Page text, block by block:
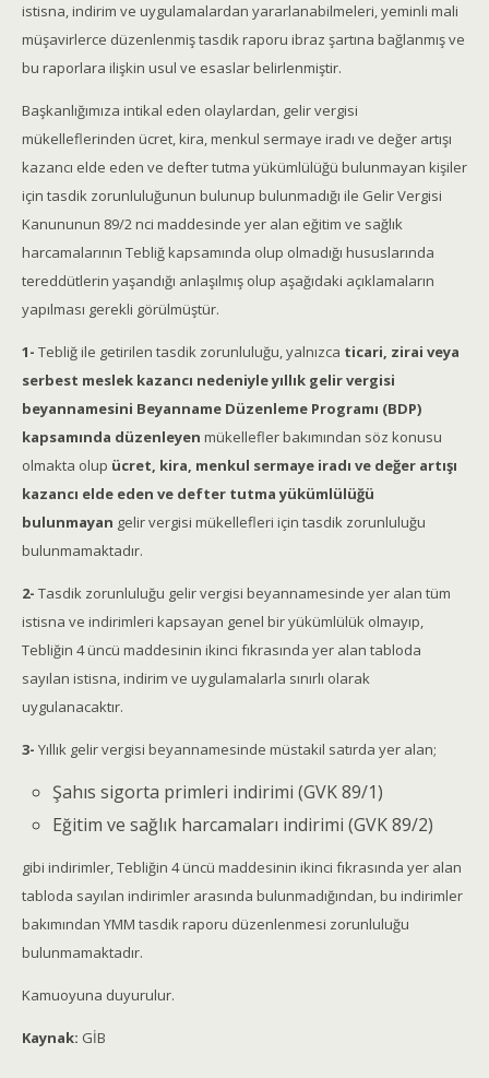
istisna, indirim ve uygulamalardan yararlanabilmeleri, yeminli mali
müşavirlerce düzenlenmiş tasdik raporu ibraz şartına bağlanmış ve
bu raporlara ilişkin usul ve esaslar belirlenmiştir.
Başkanlığımıza intikal eden olaylardan, gelir vergisi
mükelleflerinden ücret, kira, menkul sermaye iradı ve değer artışı
kazancı elde eden ve defter tutma yükümlülüğü bulunmayan kişiler
için tasdik zorunluluğunun bulunup bulunmadığı ile Gelir Vergisi
Kanununun 89/2 nci maddesinde yer alan eğitim ve sağlık
harcamalarının Tebliğ kapsamında olup olmadığı hususlarında
tereddütlerin yaşandığı anlaşılmış olup aşağıdaki açıklamaların
yapılması gerekli görülmüştür.
1- Tebliğ ile getirilen tasdik zorunluluğu, yalnızca ticari, zirai veya
serbest meslek kazancı nedeniyle yıllık gelir vergisi
beyannamesini Beyanname Düzenleme Programı (BDP)
kapsamında düzenleyen mükellefler bakımından söz konusu
olmakta olup ücret, kira, menkul sermaye iradı ve değer artışı
kazancı elde eden ve defter tutma yükümlülüğü
bulunmayan gelir vergisi mükellefleri için tasdik zorunluluğu
bulunmamaktadır.
2- Tasdik zorunluluğu gelir vergisi beyannamesinde yer alan tüm
istisna ve indirimleri kapsayan genel bir yükümlülük olmayıp,
Tebliğin 4 üncü maddesinin ikinci fıkrasında yer alan tabloda
sayılan istisna, indirim ve uygulamalarla sınırlı olarak
uygulanacaktır.
3- Yıllık gelir vergisi beyannamesinde müstakil satırda yer alan;
Şahıs sigorta primleri indirimi (GVK 89/1)
Eğitim ve sağlık harcamaları indirimi (GVK 89/2)
gibi indirimler, Tebliğin 4 üncü maddesinin ikinci fıkrasında yer alan
tabloda sayılan indirimler arasında bulunmadığından, bu indirimler
bakımından YMM tasdik raporu düzenlenmesi zorunluluğu
bulunmamaktadır.
Kamuoyuna duyurulur.
Kaynak: GİB